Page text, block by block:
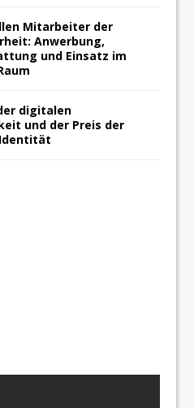
Mitarbeiter der
Anwerbung,
und Einsatz im
digitalen
und der Preis der